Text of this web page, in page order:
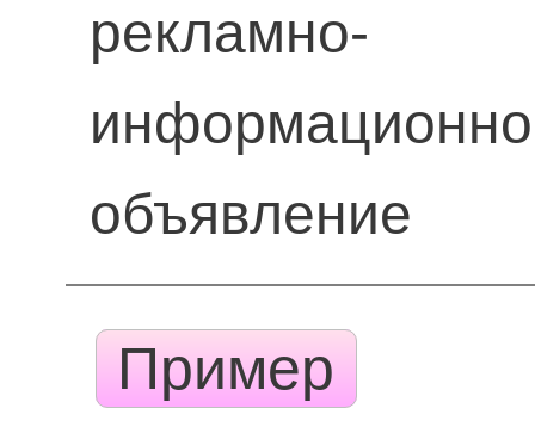
рекламно-
объявление
Пример